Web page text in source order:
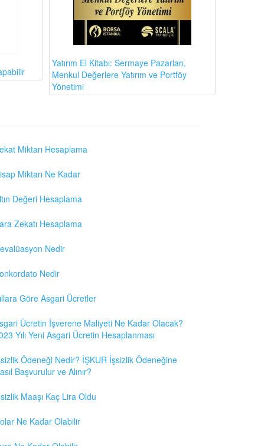
Yatırım El Kitabı: Sermaye Pazarları,
Menkul Değerlere Yatırım ve Portföy
Yönetimi
Miktarı Hesaplama
Miktarı Ne Kadar
Değeri Hesaplama
Zekatı Hesaplama
Nedir
Nedir
Göre Asgari Ücretler
Ücretin İşverene Maliyeti Ne Kadar Olacak?
Yılı Yeni Asgari Ücretin Hesaplanması
Ödeneği Nedir? İŞKUR İşsizlik Ödeneğine
Başvurulur ve Alınır?
Maaşı Kaç Lira Oldu
Ne Kadar Olabilir